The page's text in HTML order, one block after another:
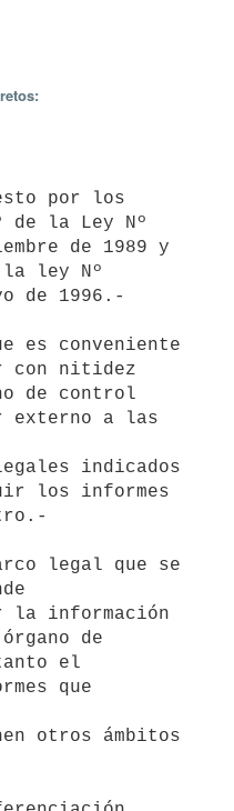
de la Ley Nº
de 1989 y
ley Nº
de 1996.-
con nitidez
de control
externo a las
indicados
los informes
la información
de
el
que
otros ámbitos